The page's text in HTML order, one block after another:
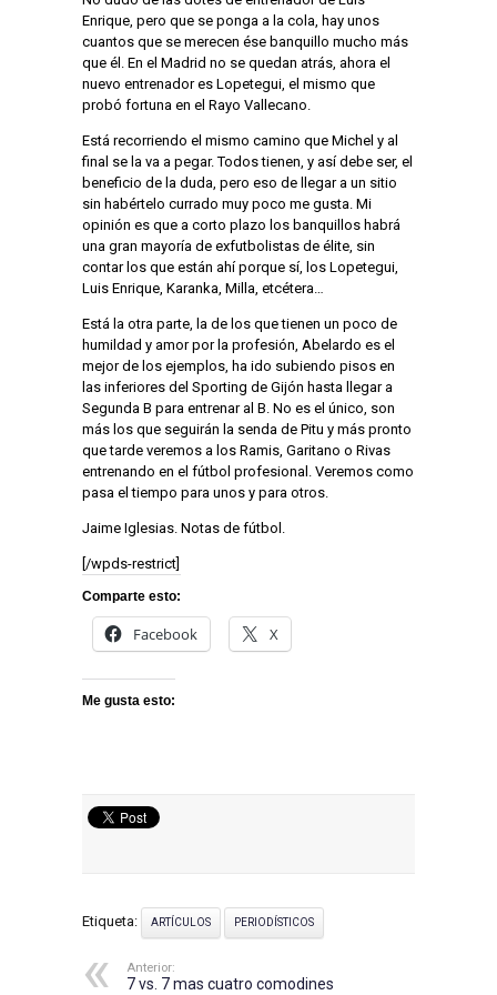
Enrique, pero que se ponga a la cola, hay unos
cuantos que se merecen ése banquillo mucho más
que él. En el Madrid no se quedan atrás, ahora el
nuevo entrenador es Lopetegui, el mismo que
probó fortuna en el Rayo Vallecano.
Está recorriendo el mismo camino que Michel y al
final se la va a pegar. Todos tienen, y así debe ser, el
beneficio de la duda, pero eso de llegar a un sitio
sin habértelo currado muy poco me gusta. Mi
opinión es que a corto plazo los banquillos habrá
una gran mayoría de exfutbolistas de élite, sin
contar los que están ahí porque sí, los Lopetegui,
Luis Enrique, Karanka, Milla, etcétera…
Está la otra parte, la de los que tienen un poco de
humildad y amor por la profesión, Abelardo es el
mejor de los ejemplos, ha ido subiendo pisos en
las inferiores del Sporting de Gijón hasta llegar a
Segunda B para entrenar al B. No es el único, son
más los que seguirán la senda de Pitu y más pronto
que tarde veremos a los Ramis, Garitano o Rivas
entrenando en el fútbol profesional. Veremos como
pasa el tiempo para unos y para otros.
Jaime Iglesias. Notas de fútbol.
[/wpds-restrict]
Comparte esto:
Facebook X
Me gusta esto:
Etiqueta: ARTÍCULOS PERIODÍSTICOS
Anterior:
7 vs. 7 mas cuatro comodines